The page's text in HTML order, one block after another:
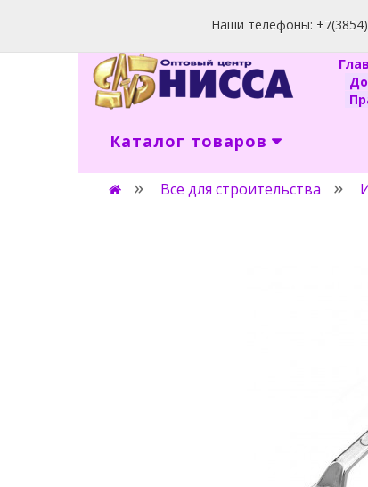
Наши телефоны:
Каталог товаров
Все для строительства